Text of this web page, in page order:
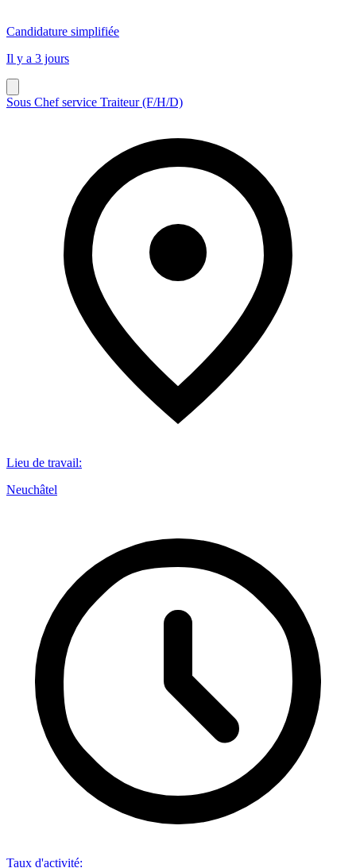
Candidature simplifiée
Il y a 3 jours
Sous Chef service Traiteur (F/H/D)
Lieu de travail:
Neuchâtel
Taux d'activité: